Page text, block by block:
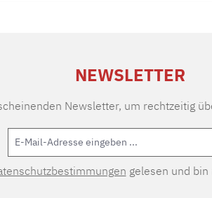
NEWSLETTER
Newsletter, um rechtzeitig
gelesen und